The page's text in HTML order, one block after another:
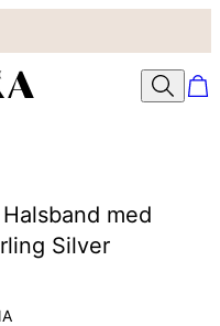
med
Silver